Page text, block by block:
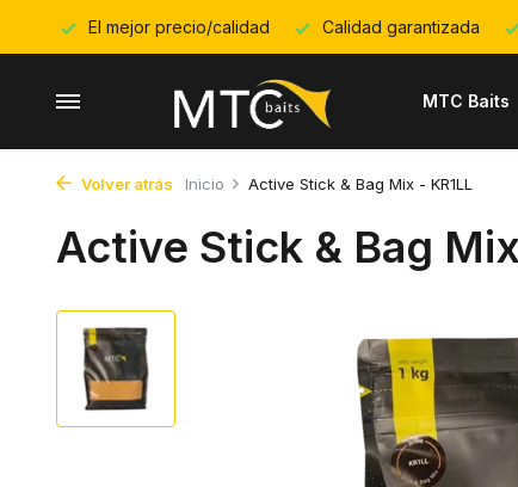
El mejor precio/calidad Calidad garantizada
MTC Baits
Volver atrás Inicio Active Stick & Bag Mix - KR1LL
Active Stick & Bag